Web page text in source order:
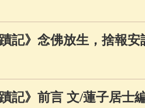
記》念佛放生，捨報
記》前言 文/蓮子居士